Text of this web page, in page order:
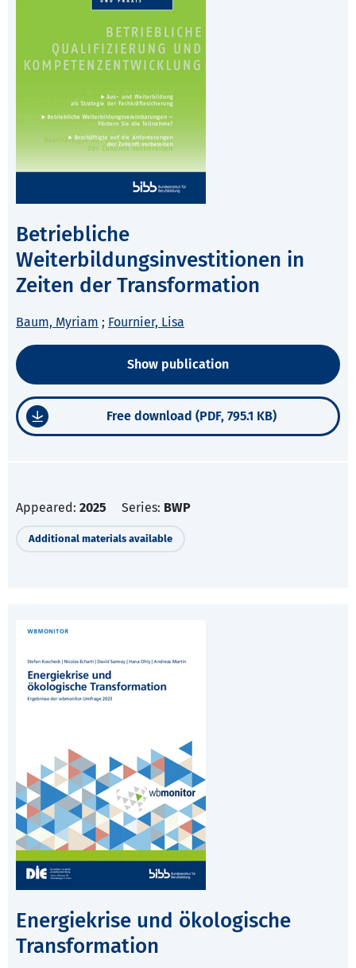
Betriebliche
Weiterbildungsinvestitionen in
Zeiten der Transformation
Baum, Myriam ; Fournier, Lisa
Show publication
Free download (PDF, 795.1 KB)
Appeared: 2025 Series: BWP
Additional materials available
Energiekrise und ökologische
Transformation